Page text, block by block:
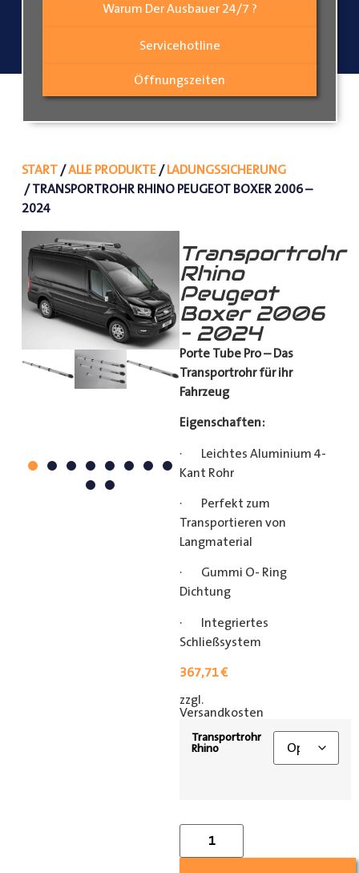
Warum Der Ausbauer 24/7 ?
Servicehotline
Öffnungszeiten
START/ALLE PRODUKTE/LADUNGSSICHERUNG
/ TRANSPORTROHR RHINO PEUGEOT BOXER 2006 –
2024
Transportrohr
Rhino
Peugeot
Boxer 2006
– 2024
Porte Tube Pro – Das
Transportrohr für ihr
Fahrzeug
Eigenschaften:
· Leichtes Aluminium 4-
Kant Rohr
· Perfekt zum
Transportieren von
Langmaterial
· Gummi O- Ring
Dichtung
· Integriertes
Schließsystem
367,71€
zzgl.
Versandkosten
Transportrohr
Rhino